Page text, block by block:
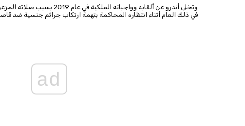
وتخلى أندرو عن ألقابه وواجباته
في ذلك العام أثناء انتظاره المحاكمة بتهمة ارتكاب جرائم جنسية ضد
ad